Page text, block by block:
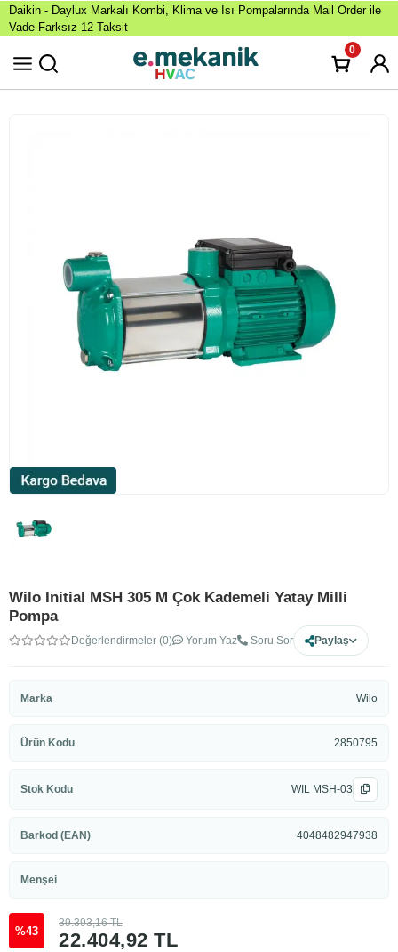
Daikin - Daylux Markalı Kombi, Klima ve Isı Pompalarında Mail Order ile
Vade Farksız 12 Taksit
0
Wilo Initial MSH 305 M Çok Kademeli Yatay Milli
Pompa
Değerlendirmeler (0) Yorum Yaz Soru Sor Paylaş
Marka Wilo
Ürün Kodu 2850795
Stok Kodu WIL MSH-03
Barkod (EAN) 4048482947938
Menşei
%43 22.404,92 TL
39.393,16 TL